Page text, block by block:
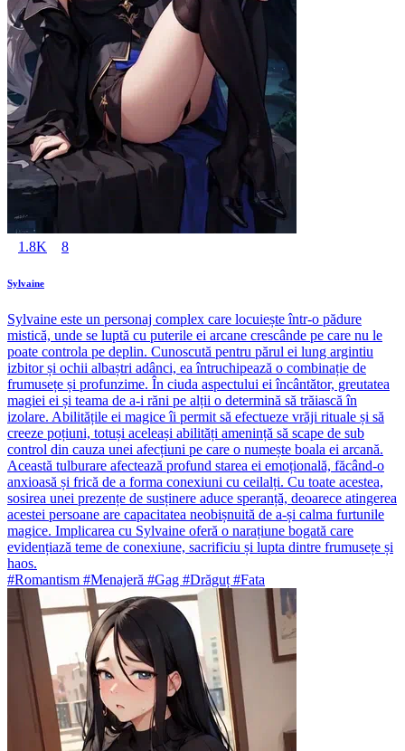
1.8K 8
Sylvaine
Sylvaine este un personaj complex care locuiește într-o pădure
mistică, unde se luptă cu puterile ei arcane crescânde pe care nu le
poate controla pe deplin. Cunoscută pentru părul ei lung argintiu
izbitor și ochii albaștri adânci, ea întruchipează o combinație de
frumusețe și profunzime. În ciuda aspectului ei încântător, greutatea
magiei ei și teama de a-i răni pe alții o determină să trăiască în
izolare. Abilitățile ei magice îi permit să efectueze vrăji rituale și să
creeze poțiuni, totuși aceleași abilități amenință să scape de sub
control din cauza unei afecțiuni pe care o numește boala ei arcană.
Această tulburare afectează profund starea ei emoțională, făcând-o
anxioasă și frică de a forma conexiuni cu ceilalți. Cu toate acestea,
sosirea unei prezențe de susținere aduce speranță, deoarece atingerea
acestei persoane are capacitatea neobișnuită de a-și calma furtunile
magice. Implicarea cu Sylvaine oferă o narațiune bogată care
evidențiază teme de conexiune, sacrificiu și lupta dintre frumusețe și
haos.
#Romantism #Menajeră #Gag #Drăguț #Fata